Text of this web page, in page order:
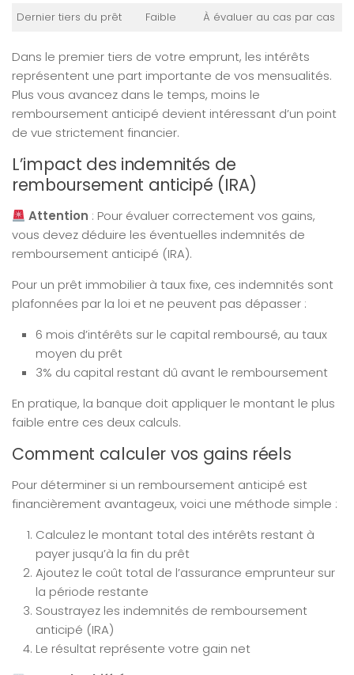
Dernier tiers du prêt Faible À évaluer au cas par cas
Dans le premier tiers de votre emprunt, les intérêts
représentent une part importante de vos mensualités.
Plus vous avancez dans le temps, moins le
remboursement anticipé devient intéressant d’un point
de vue strictement financier.
L’impact des indemnités de
remboursement anticipé (IRA)
Attention : Pour évaluer correctement vos gains,
vous devez déduire les éventuelles indemnités de
remboursement anticipé (IRA).
Pour un prêt immobilier à taux fixe, ces indemnités sont
plafonnées par la loi et ne peuvent pas dépasser :
6 mois d’intérêts sur le capital remboursé, au taux
moyen du prêt
3% du capital restant dû avant le remboursement
En pratique, la banque doit appliquer le montant le plus
faible entre ces deux calculs.
Comment calculer vos gains réels
Pour déterminer si un remboursement anticipé est
financièrement avantageux, voici une méthode simple :
Calculez le montant total des intérêts restant à
payer jusqu’à la fin du prêt
Ajoutez le coût total de l’assurance emprunteur sur
la période restante
Soustrayez les indemnités de remboursement
anticipé (IRA)
Le résultat représente votre gain net